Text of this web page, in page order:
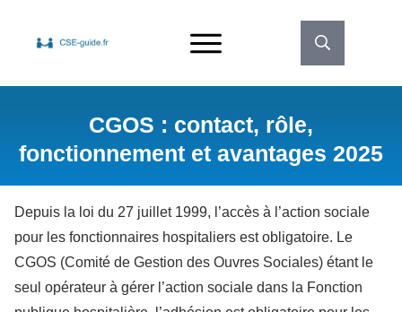
CGOS : contact, rôle,
fonctionnement et avantages 2025
Depuis la loi du 27 juillet 1999, l’accès à l’action sociale
pour les fonctionnaires hospitaliers est obligatoire. Le
CGOS (Comité de Gestion des Ouvres Sociales) étant le
seul opérateur à gérer l’action sociale dans la Fonction